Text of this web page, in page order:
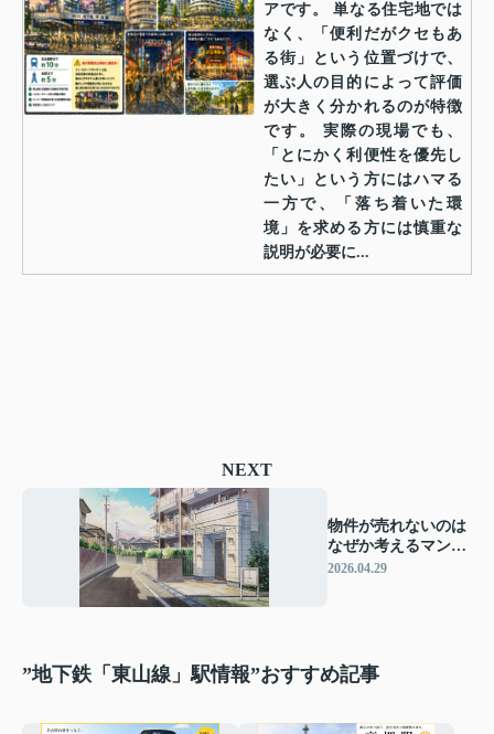
アです。 単なる住宅地では
なく、「便利だがクセもあ
る街」という位置づけで、
選ぶ人の目的によって評価
が大きく分かれるのが特徴
です。 実際の現場でも、
「とにかく利便性を優先し
たい」という方にはハマる
一方で、「落ち着いた環
境」を求める方には慎重な
説明が必要に...
NEXT
物件が売れないのは
なぜか考えるマンシ
ョン売却！ 原因を整
2026.04.29
”地下鉄「東山線」駅情報”おすすめ記事